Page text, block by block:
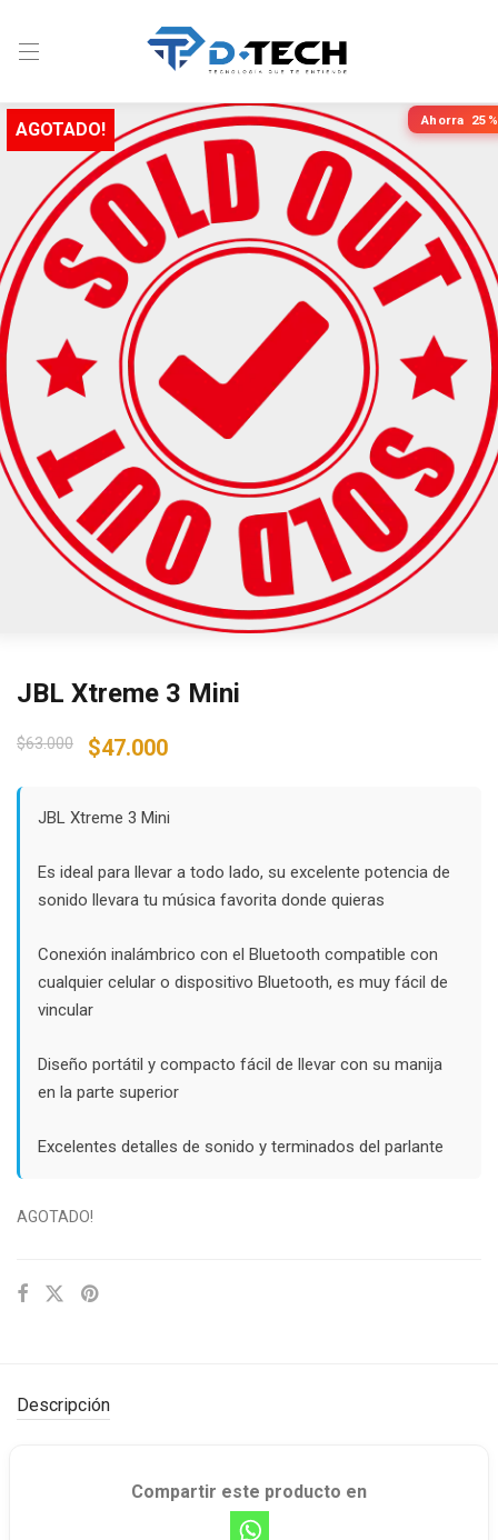
Ahorra 25%
AGOTADO!
JBL Xtreme 3 Mini
$63.000
Original
$63.000.
$47.000Current
$47.000.
JBL Xtreme 3 Mini
Es ideal para llevar a todo lado, su excelente potencia de
sonido llevara tu música favorita donde quieras
Conexión inalámbrico con el Bluetooth compatible con
cualquier celular o dispositivo Bluetooth, es muy fácil de
vincular
Diseño portátil y compacto fácil de llevar con su manija
en la parte superior
Excelentes detalles de sonido y terminados del parlante
AGOTADO!
Descripción
Compartir este producto en